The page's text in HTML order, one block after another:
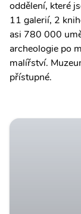
oddělení, které
11 galerií, 2
asi 780 000
archeologie po
malířství.
přístupné.